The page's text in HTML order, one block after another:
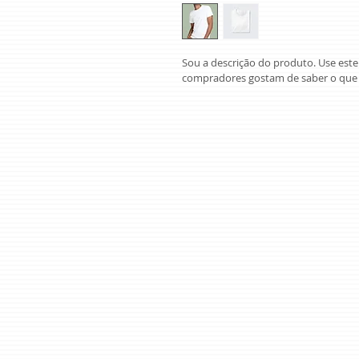
Sou a descrição do produto. Use
compradores gostam de saber o